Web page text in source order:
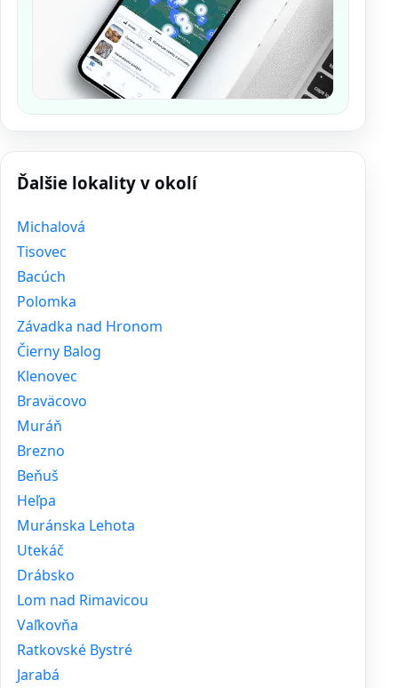
Ďalšie lokality v okolí
Michalová
Tisovec
Bacúch
Polomka
Závadka nad Hronom
Čierny Balog
Klenovec
Braväcovo
Muráň
Brezno
Beňuš
Heľpa
Muránska Lehota
Utekáč
Drábsko
Lom nad Rimavicou
Vaľkovňa
Ratkovské Bystré
Jarabá